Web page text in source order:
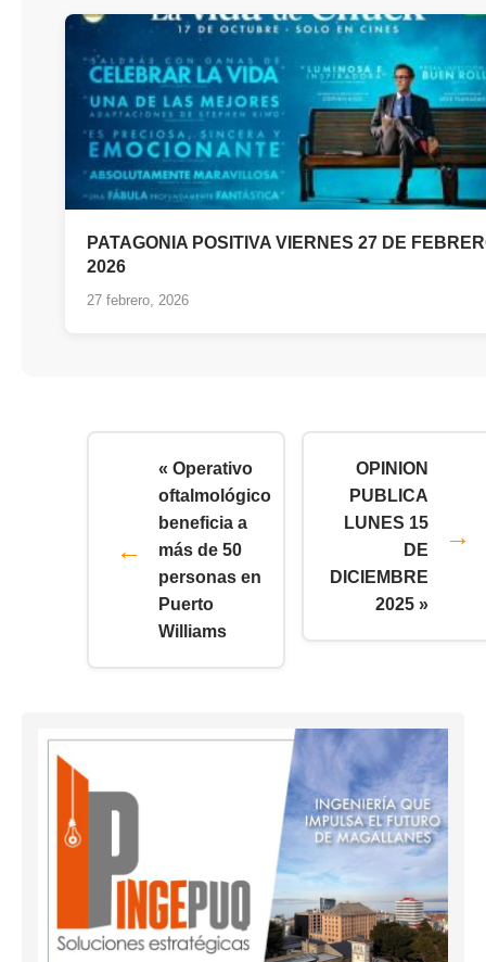
PATAGONIA POSITIVA VIERNES 27 DE
2026
27 febrero, 2026
« Operativo
oftalmológico
beneficia a
más de 50
personas en
Puerto
Williams
OPINION
PUBLICA
LUNES 15
DE
DICIEMBRE
2025 »